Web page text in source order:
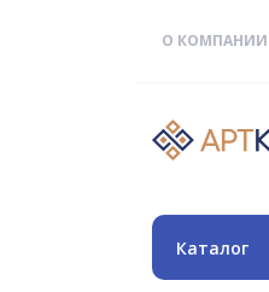
О КОМПАНИИ
Каталог